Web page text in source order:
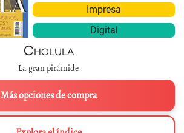
Impresa
Digital
Cholula
La gran pirámide
Más opciones de compra